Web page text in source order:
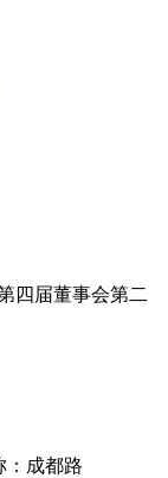
四届董事会第二
：成都路